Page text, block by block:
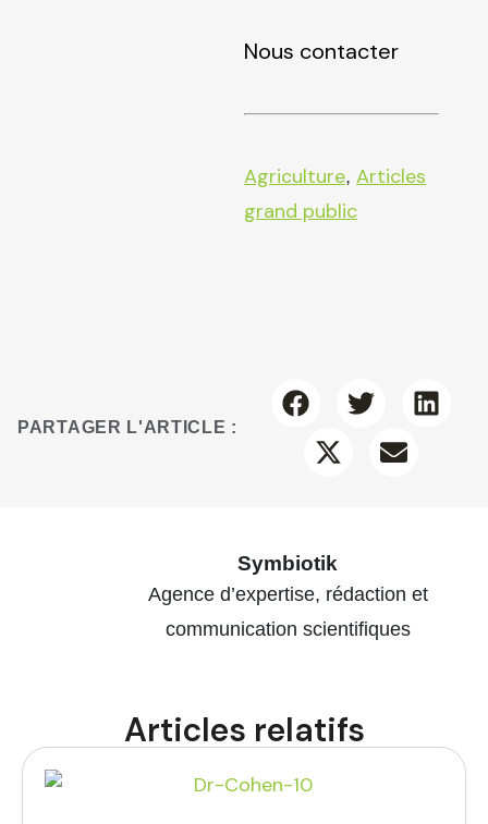
Nous contacter
Agriculture, Articles
grand public
PARTAGER L'ARTICLE :
Symbiotik
Agence d’expertise, rédaction et
communication scientifiques
Articles relatifs